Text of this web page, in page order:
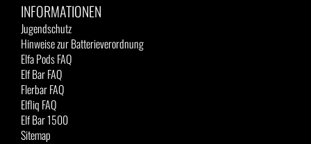
INFORMATIONEN
Jugendschutz
Hinweise zur Batterieverordnung
Elfa Pods FAQ
Elf Bar FAQ
Flerbar FAQ
Elfliq FAQ
Elf Bar 1500
Sitemap